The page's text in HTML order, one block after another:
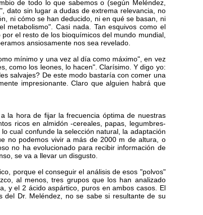
de todo lo que sabemos o (según Meléndez,
dato sin lugar a dudas de extrema relevancia, no
ni cómo se han deducido, ni en qué se basan, ni
metabolismo". Casi nada. Tan esquivos como el
el resto de los bioquímicos del mundo mundial,
ansiosamente nos sea revelado.
mínimo y una vez al día como máximo", en vez
como los leones, lo hacen". Clarísimo. Y digo yo:
salvajes? De este modo bastaría con comer una
impresionante. Claro que alguien habrá que
la hora de fijar la frecuencia óptima de nuestras
ricos en almidón -cereales, papas, legumbres-
cual confunde la selección natural, la adaptación
no podemos vivir a más de 2000 m de altura, o
no ha evolucionado para recibir información de
se va a llevar un disgusto.
porque el conseguir el análisis de esos "polvos"
al menos, tres grupos que los han analizado
y el 2 ácido aspártico, puros en ambos casos. El
del Dr. Meléndez, no se sabe si resultante de su